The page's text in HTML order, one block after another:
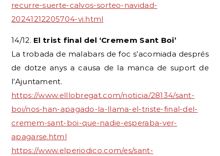
recurre-suerte-calvos-sorteo-navidad-
20241212205704-vi.html
14/12. El trist final del ‘Cremem Sant Boi’
La trobada de malabars de foc s’acomiada després
de dotze anys a causa de la manca de suport de
l’Ajuntament.
https://www.elllobregat.com/noticia/28134/sant-
boi/nos-han-apagado-la-llama-el-triste-final-del-
cremem-sant-boi-que-nadie-esperaba-ver-
apagarse.html
https://www.elperiodico.com/es/sant-